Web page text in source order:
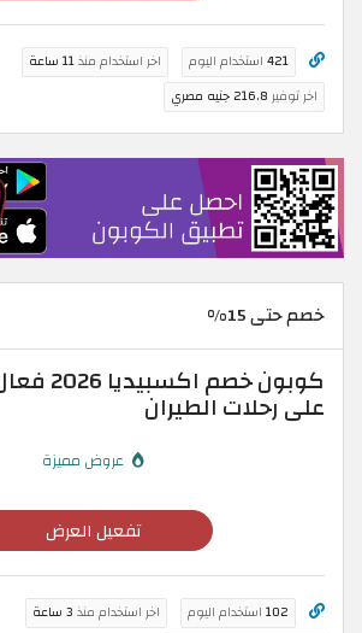
421 استخدام اليوم اخر استخدام منذ11 ساعة
اخر توفير 216.8 جنيه مصري
خصم حتى 15%
على رحلات الطيران
عروض مميزة
تفعيل العرض
102 استخدام اليوم اخر استخدام منذ 3 ساعة